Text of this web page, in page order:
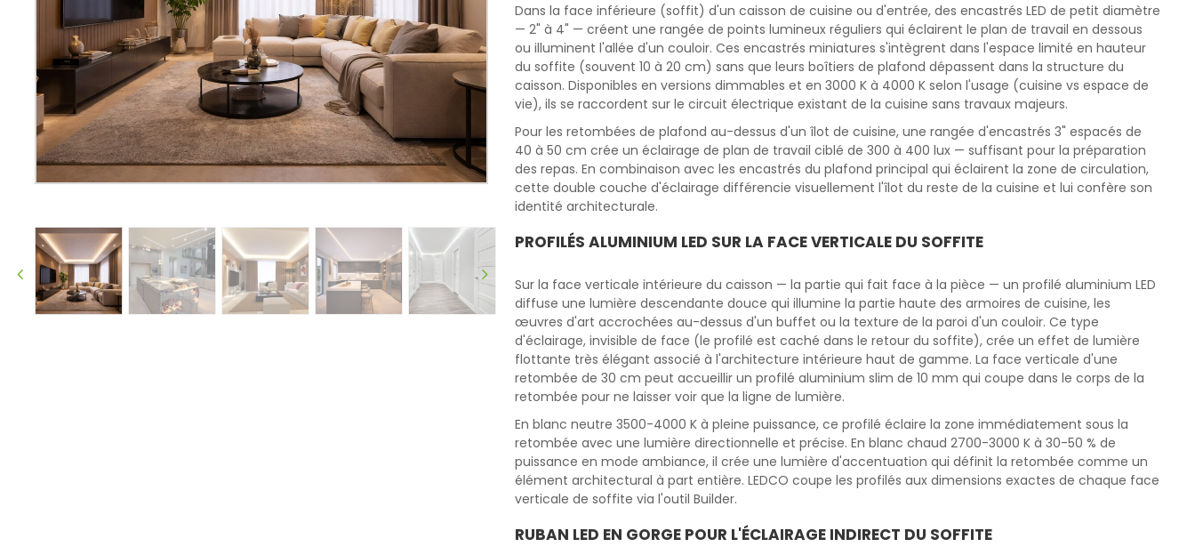
Dans la face inférieure (soffit) d'un caisson de cuisine ou d'entrée, des encastrés LED de petit diamètre
— 2" à 4" — créent une rangée de points lumineux réguliers qui éclairent le plan de travail en dessous
ou illuminent l'allée d'un couloir. Ces encastrés miniatures s'intègrent dans l'espace limité en hauteur
du soffite (souvent 10 à 20 cm) sans que leurs boîtiers de plafond dépassent dans la structure du
caisson. Disponibles en versions dimmables et en 3000 K à 4000 K selon l'usage (cuisine vs espace de
vie), ils se raccordent sur le circuit électrique existant de la cuisine sans travaux majeurs.
Pour les retombées de plafond au-dessus d'un îlot de cuisine, une rangée d'encastrés 3" espacés de
40 à 50 cm crée un éclairage de plan de travail ciblé de 300 à 400 lux — suffisant pour la préparation
des repas. En combinaison avec les encastrés du plafond principal qui éclairent la zone de circulation,
cette double couche d'éclairage différencie visuellement l'îlot du reste de la cuisine et lui confère son
identité architecturale.
PROFILÉS ALUMINIUM LED SUR LA FACE VERTICALE DU SOFFITE
Sur la face verticale intérieure du caisson — la partie qui fait face à la pièce — un profilé aluminium LED
diffuse une lumière descendante douce qui illumine la partie haute des armoires de cuisine, les
œuvres d'art accrochées au-dessus d'un buffet ou la texture de la paroi d'un couloir. Ce type
d'éclairage, invisible de face (le profilé est caché dans le retour du soffite), crée un effet de lumière
flottante très élégant associé à l'architecture intérieure haut de gamme. La face verticale d'une
retombée de 30 cm peut accueillir un profilé aluminium slim de 10 mm qui coupe dans le corps de la
retombée pour ne laisser voir que la ligne de lumière.
En blanc neutre 3500-4000 K à pleine puissance, ce profilé éclaire la zone immédiatement sous la
retombée avec une lumière directionnelle et précise. En blanc chaud 2700-3000 K à 30-50 % de
puissance en mode ambiance, il crée une lumière d'accentuation qui définit la retombée comme un
élément architectural à part entière. LEDCO coupe les profilés aux dimensions exactes de chaque face
verticale de soffite via l'outil Builder.
RUBAN LED EN GORGE POUR L'ÉCLAIRAGE INDIRECT DU SOFFITE